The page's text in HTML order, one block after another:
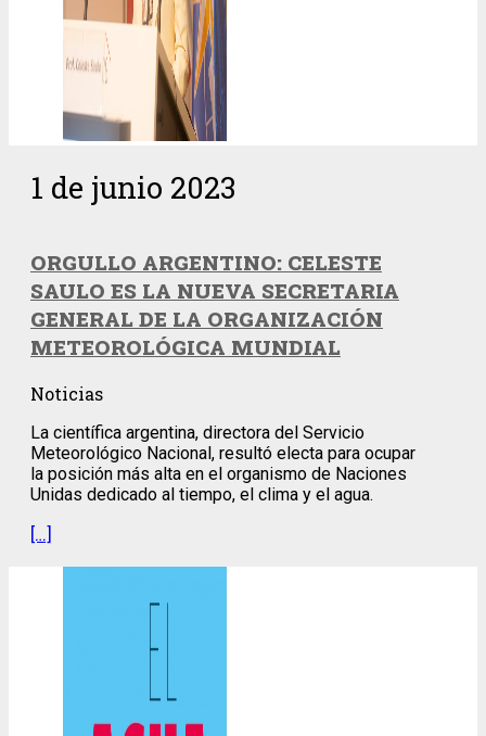
1 de junio 2023
ORGULLO ARGENTINO: CELESTE
SAULO ES LA NUEVA SECRETARIA
GENERAL DE LA ORGANIZACIÓN
METEOROLÓGICA MUNDIAL
Noticias
La científica argentina, directora del Servicio
Meteorológico Nacional, resultó electa para ocupar
la posición más alta en el organismo de Naciones
Unidas dedicado al tiempo, el clima y el agua.
[…]